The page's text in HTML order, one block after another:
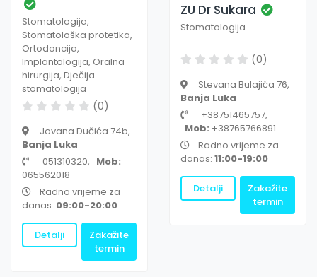
Stomatologija,
Stomatološka protetika,
Ortodoncija,
Implantologija, Oralna
hirurgija, Dječija
stomatologija
(0)
Jovana Dučića 74b,
Banja Luka
051310320, Mob:
065562018
Radno vrijeme za
danas: 09:00-20:00
Detalji
Zakažite
termin
ZU Dr Sukara
Stomatologija
(0)
Stevana Bulajića 76,
Banja Luka
+38751465757,
Mob: +38765766891
Radno vrijeme za
danas: 11:00-19:00
Detalji
Zakažite
termin